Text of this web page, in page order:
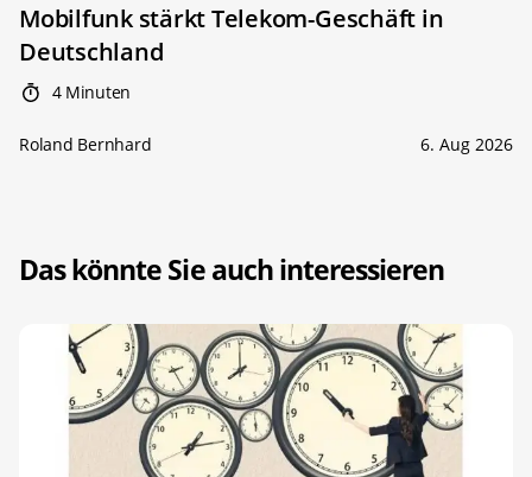
Mobilfunk stärkt Telekom-Geschäft in
Deutschland
4 Minuten
Roland Bernhard 6. Aug 2026
Das könnte Sie auch interessieren